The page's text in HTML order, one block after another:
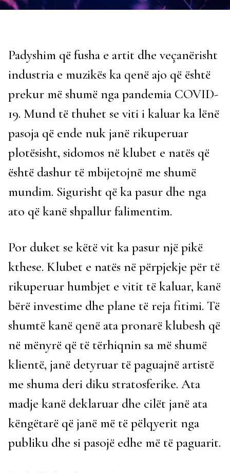
Padyshim që fusha e artit dhe veçanërisht
industria e muzikës ka qenë ajo që është
prekur më shumë nga pandemia COVID-
19. Mund të thuhet se viti i kaluar ka lënë
pasoja që ende nuk janë rikuperuar
plotësisht, sidomos në klubet e natës që
është dashur të mbijetojnë me shumë
mundim. Sigurisht që ka pasur dhe nga
ato që kanë shpallur falimentim.
Por duket se këtë vit ka pasur një pikë
kthese. Klubet e natës në përpjekje për të
rikuperuar humbjet e vitit të kaluar, kanë
bërë investime dhe plane të reja fitimi. Të
shumtë kanë qenë ata pronarë klubesh që
në mënyrë që të tërhiqnin sa më shumë
klientë, janë detyruar të paguajnë artistë
me shuma deri diku stratosferike. Ata
madje kanë deklaruar dhe cilët janë ata
këngëtarë që janë më të pëlqyerit nga
publiku dhe si pasojë edhe më të paguarit.